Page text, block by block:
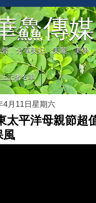
鱻傳媒
，分享美好、美麗、美學
記者名單
4月11日星期六
太平洋母親節超
風